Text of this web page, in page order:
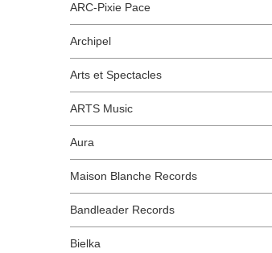
ARC-Pixie Pace
Archipel
Arts et Spectacles
ARTS Music
Aura
Maison Blanche Records
Bandleader Records
Bielka